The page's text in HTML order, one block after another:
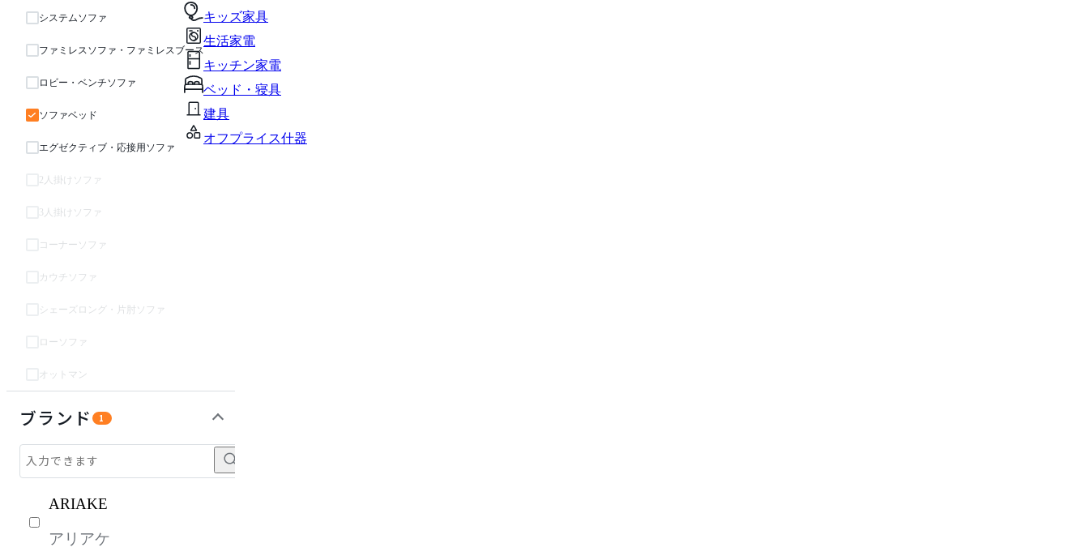
キッズ家具
生活家電
キッチン家電
ベッド・寝具
建具
オフプライス什器
システムソファ
ファミレスソファ・ファミレスブース
ロビー・ベンチソファ
ソファベッド
エグゼクティブ・応接用ソファ
2人掛けソファ
3人掛けソファ
コーナーソファ
カウチソファ
シェーズロング・片肘ソファ
ローソファ
オットマン
ブランド 1
ARIAKE
アリアケ